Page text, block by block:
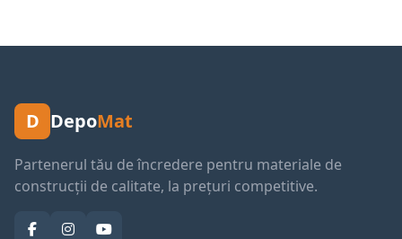
D DepoMat
Partenerul tău de încredere pentru materiale de
construcții de calitate, la prețuri competitive.